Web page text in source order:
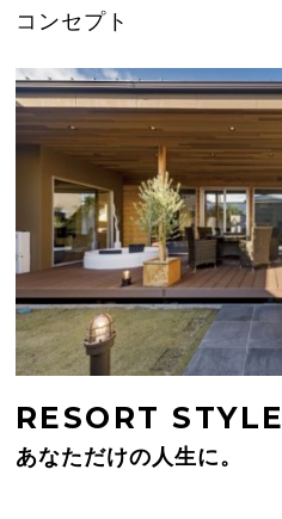
コンセプト
RESORT STYLE
あなただけの人生に。